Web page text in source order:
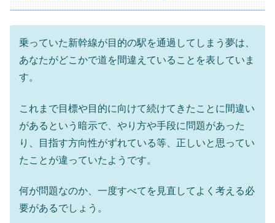
乗っていた新幹線が目的の駅を通過してしまう夢は、
あなたがどこかで道を間違えていることを表していま
す。
これまで目標や目的に向けて続けてきたことに間違い
があるという暗示で、やり方や手段に問題があった
り、目指す方向性がずれている等、正しいと思ってい
たことが違っていたようです。
何が問題なのか、一度すべてを見直してよく考える必
要があるでしょう。